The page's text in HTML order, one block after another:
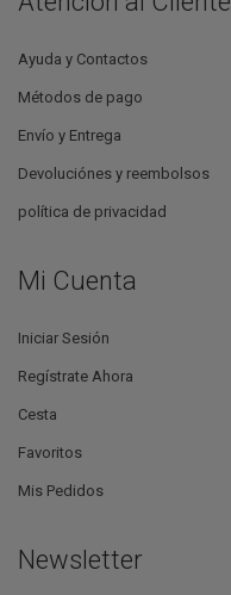
Ayuda y Contactos
Métodos de pago
Envío y Entrega
Devoluciónes y reembolsos
política de privacidad
Mi Cuenta
Iniciar Sesión
Regístrate Ahora
Cesta
Favoritos
Mis Pedidos
Newsletter